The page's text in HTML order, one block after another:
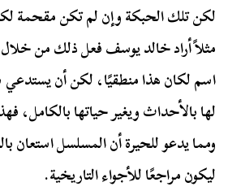
لكن تلك الحبكة وإن لم تكن مقحمة
مثلاً أراد خالد يوسف فعل ذلك من
اسم لكان هذا منطقيًا، لكن أن
لها بالأحداث ويغير حياتها بالكامل،
ومما يدعو للحيرة أن المسلسل استعان
ليكون مراجعًا للأجواء التاريخية.